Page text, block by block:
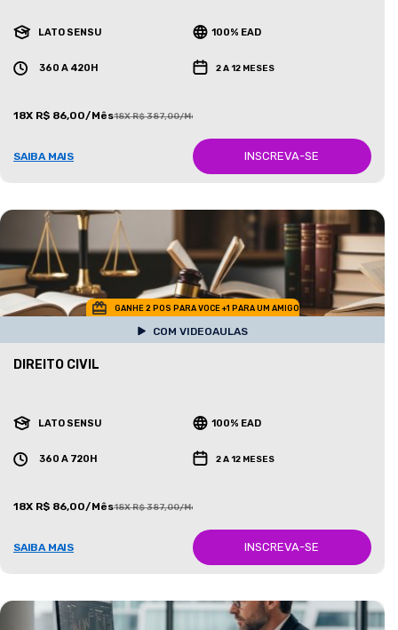
LATO SENSU 100% EAD
360 A 420H 2 A 12 MESES
18X R$ 86,00/Mês18X R$ 387,00/Mês
SAIBA MAIS INSCREVA-SE
GANHE 2 POS PARA VOCE +1 PARA UM AMIGO
COM VIDEOAULAS
DIREITO CIVIL
LATO SENSU 100% EAD
360 A 720H 2 A 12 MESES
18X R$ 86,00/Mês18X R$ 387,00/Mês
SAIBA MAIS INSCREVA-SE